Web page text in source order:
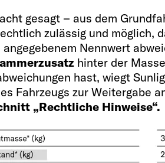
gesagt – aus dem
zulässig und möglich,
Nennwert
hinter der
hast, wiegt
Fahrzeugs zur Weitergabe
„Rechtliche Hinweise“.
Besichtigungstermin